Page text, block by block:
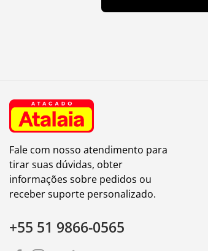
Fale com nosso atendimento para
tirar suas dúvidas, obter
informações sobre pedidos ou
receber suporte personalizado.
+55 51 9866-0565